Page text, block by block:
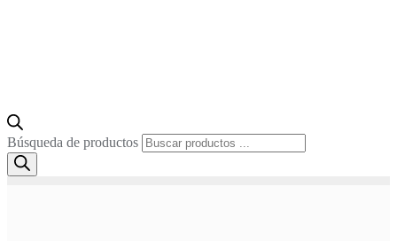
Búsqueda de productos